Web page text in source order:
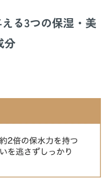
る3つの保湿・美
分